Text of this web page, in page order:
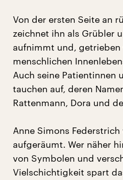
Von der ersten Seite an
zeichnet ihn als Grübler
aufnimmt und, getrieben
menschlichen
Auch seine Patientinnen
tauchen auf, deren
Rattenmann, Dora und
Anne Simons
aufgeräumt. Wer näher
von Symbolen und
Vielschichtigkeit spart